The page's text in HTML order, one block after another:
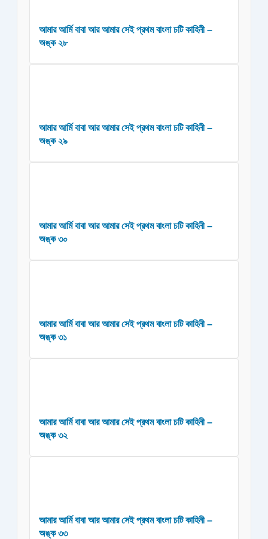
আমার আর্মি বাবা আর আমার সেই প্রথম বাংলা চটি কাহিনী –
অঙ্ক ২৮
আমার আর্মি বাবা আর আমার সেই প্রথম বাংলা চটি কাহিনী –
অঙ্ক ২৯
আমার আর্মি বাবা আর আমার সেই প্রথম বাংলা চটি কাহিনী –
অঙ্ক ৩০
আমার আর্মি বাবা আর আমার সেই প্রথম বাংলা চটি কাহিনী –
অঙ্ক ৩১
আমার আর্মি বাবা আর আমার সেই প্রথম বাংলা চটি কাহিনী –
অঙ্ক ৩২
আমার আর্মি বাবা আর আমার সেই প্রথম বাংলা চটি কাহিনী –
অঙ্ক ৩৩